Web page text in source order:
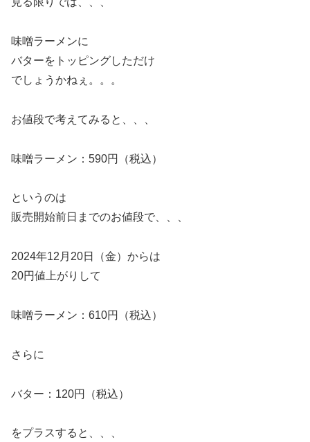
味噌ラーメンに
バターをトッピングしただけ
でしょうかねぇ。。。
お値段で考えてみると、、、
味噌ラーメン：590円（税込）
というのは
販売開始前日までのお値段で、、、
2024年12月20日（金）からは
20円値上がりして
味噌ラーメン：610円（税込）
さらに
バター：120円（税込）
をプラスすると、、、